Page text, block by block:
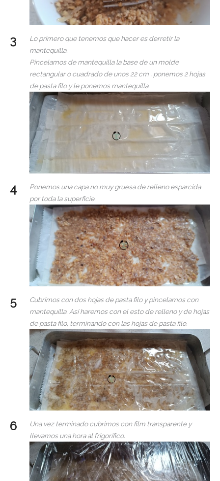
Lo primero que tenemos que hacer es derretir la
mantequilla.
Pincelamos de mantequilla la base de un molde
rectangular o cuadrado de unos 22 cm , ponemos 2 hojas
de pasta filo y le ponemos mantequilla.
Ponemos una capa no muy gruesa de relleno esparcida
por toda la superficie.
Cubrimos con dos hojas de pasta filo y pincelamos con
mantequilla. Así haremos con el esto de relleno y de hojas
de pasta filo, terminando con las hojas de pasta filo.
Una vez terminado cubrimos con film transparente y
llevamos una hora al frigorífico.